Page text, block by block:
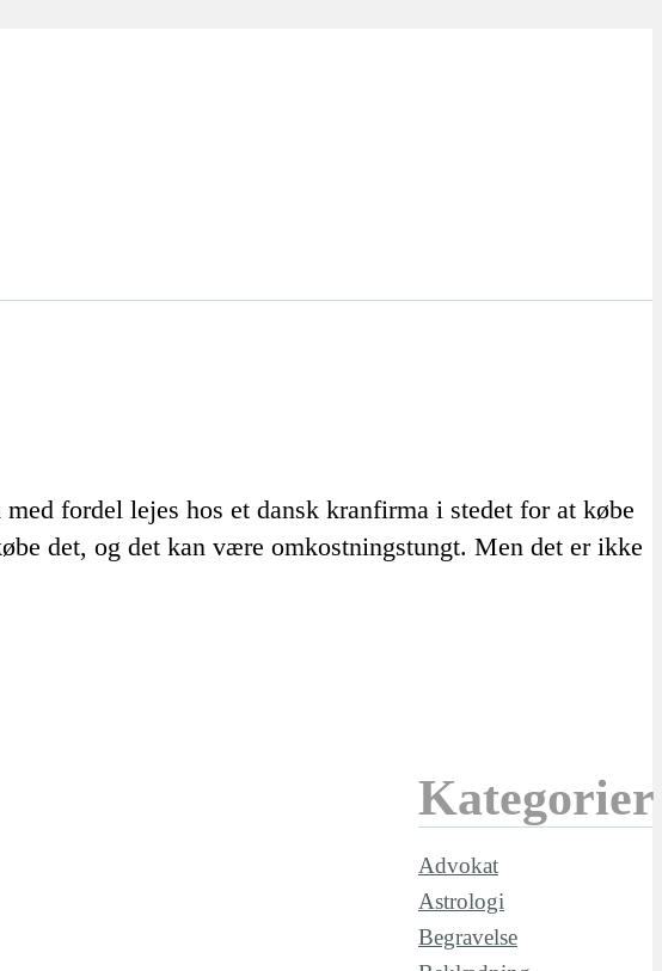
fordel lejes hos et dansk kranfirma i stedet for at købe
det, og det kan være omkostningstungt. Men det er ikke
Kategorier
Advokat
Astrologi
Begravelse